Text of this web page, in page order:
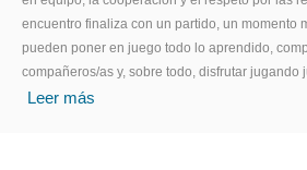
encuentro finaliza con un partido, un momento
pueden poner en juego todo lo aprendido,
compañeros/as y, sobre todo, disfrutar jugando
Leer más